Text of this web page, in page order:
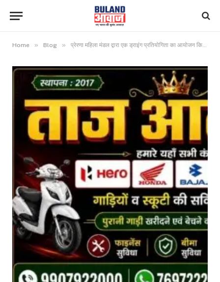
Home » Blog » प्रेरणा महिला मंडल द्वारा एक ड्राइंग प्रतियोगिता का आयोजन किया गया